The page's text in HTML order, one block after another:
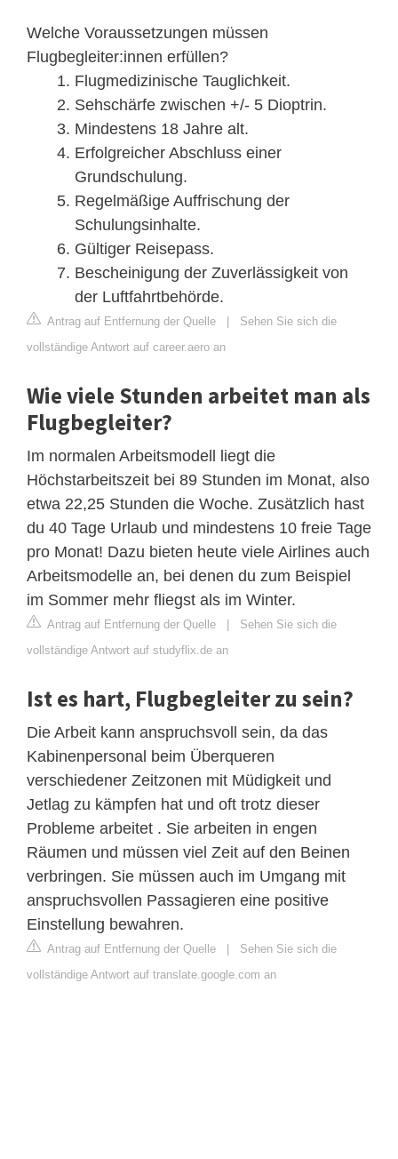
Welche Voraussetzungen müssen
Flugbegleiter:innen erfüllen?
Flugmedizinische Tauglichkeit.
Sehschärfe zwischen +/- 5 Dioptrin.
Mindestens 18 Jahre alt.
Erfolgreicher Abschluss einer
Grundschulung.
Regelmäßige Auffrischung der
Schulungsinhalte.
Gültiger Reisepass.
Bescheinigung der Zuverlässigkeit von
der Luftfahrtbehörde.
Antrag auf Entfernung der Quelle | Sehen Sie sich die
vollständige Antwort auf career.aero an
Wie viele Stunden arbeitet man als
Flugbegleiter?
Im normalen Arbeitsmodell liegt die
Höchstarbeitszeit bei 89 Stunden im Monat, also
etwa 22,25 Stunden die Woche. Zusätzlich hast
du 40 Tage Urlaub und mindestens 10 freie Tage
pro Monat! Dazu bieten heute viele Airlines auch
Arbeitsmodelle an, bei denen du zum Beispiel
im Sommer mehr fliegst als im Winter.
Antrag auf Entfernung der Quelle | Sehen Sie sich die
vollständige Antwort auf studyflix.de an
Ist es hart, Flugbegleiter zu sein?
Die Arbeit kann anspruchsvoll sein, da das
Kabinenpersonal beim Überqueren
verschiedener Zeitzonen mit Müdigkeit und
Jetlag zu kämpfen hat und oft trotz dieser
Probleme arbeitet . Sie arbeiten in engen
Räumen und müssen viel Zeit auf den Beinen
verbringen. Sie müssen auch im Umgang mit
anspruchsvollen Passagieren eine positive
Einstellung bewahren.
Antrag auf Entfernung der Quelle | Sehen Sie sich die
vollständige Antwort auf translate.google.com an